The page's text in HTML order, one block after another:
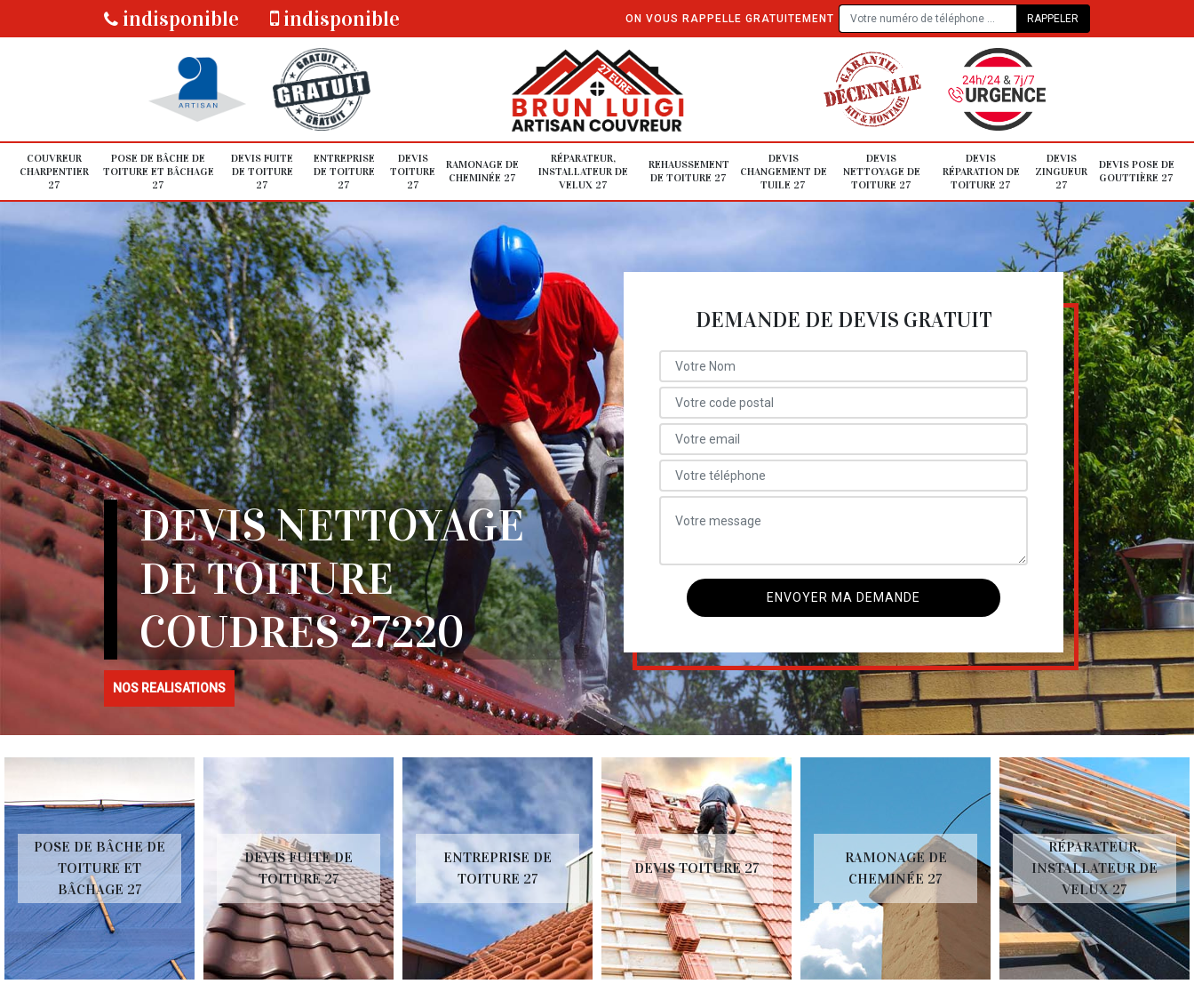
indisponible indisponible ON VOUS RAPPELLE GRATUITEMENT
COUVREUR
CHARPENTIER
27
POSE DE BÂCHE DE
TOITURE ET BÂCHAGE
27
DEVIS FUITE
DE TOITURE
27
ENTREPRISE
DE TOITURE
27
DEVIS
TOITURE
27
RAMONAGE DE
CHEMINÉE 27
RÉPARATEUR,
INSTALLATEUR DE
VELUX 27
REHAUSSEMENT
DE TOITURE 27
DEVIS
CHANGEMENT DE
TUILE 27
DEVIS
NETTOYAGE DE
TOITURE 27
DEVIS
RÉPARATION DE
TOITURE 27
DEVIS
ZINGUEUR
27
DEVIS POSE DE
GOUTTIÈRE 27
DEVIS NETTOYAGE
DE TOITURE
COUDRES 27220
NOS REALISATIONS
DEMANDE DE DEVIS GRATUIT
POSE DE BÂCHE DE
TOITURE ET
BÂCHAGE 27
DEVIS FUITE DE
TOITURE 27
ENTREPRISE DE
TOITURE 27
DEVIS TOITURE 27
RAMONAGE DE
CHEMINÉE 27
RÉPARATEUR,
INSTALLATEUR DE
VELUX 27